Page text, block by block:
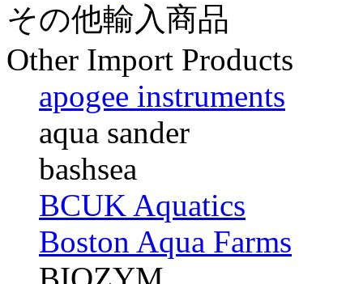
その他輸入商品
Other Import Products
apogee instruments
aqua sander
bashsea
BCUK Aquatics
Boston Aqua Farms